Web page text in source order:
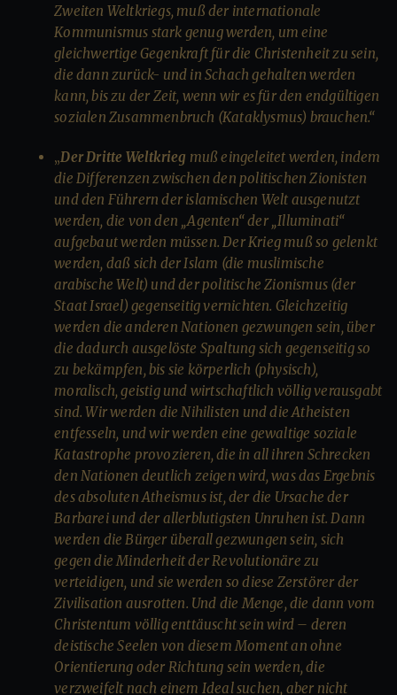
Zweiten Weltkriegs, muß der internationale
Kommunismus stark genug werden, um eine
gleichwertige Gegenkraft für die Christenheit zu sein,
die dann zurück- und in Schach gehalten werden
kann, bis zu der Zeit, wenn wir es für den endgültigen
sozialen Zusammenbruch (Kataklysmus) brauchen.“
„Der Dritte Weltkrieg muß eingeleitet werden, indem
die Differenzen zwischen den politischen Zionisten
und den Führern der islamischen Welt ausgenutzt
werden, die von den „Agenten“ der „Illuminati“
aufgebaut werden müssen. Der Krieg muß so gelenkt
werden, daß sich der Islam (die muslimische
arabische Welt) und der politische Zionismus (der
Staat Israel) gegenseitig vernichten. Gleichzeitig
werden die anderen Nationen gezwungen sein, über
die dadurch ausgelöste Spaltung sich gegenseitig so
zu bekämpfen, bis sie körperlich (physisch),
moralisch, geistig und wirtschaftlich völlig verausgabt
sind. Wir werden die Nihilisten und die Atheisten
entfesseln, und wir werden eine gewaltige soziale
Katastrophe provozieren, die in all ihren Schrecken
den Nationen deutlich zeigen wird, was das Ergebnis
des absoluten Atheismus ist, der die Ursache der
Barbarei und der allerblutigsten Unruhen ist. Dann
werden die Bürger überall gezwungen sein, sich
gegen die Minderheit der Revolutionäre zu
verteidigen, und sie werden so diese Zerstörer der
Zivilisation ausrotten. Und die Menge, die dann vom
Christentum völlig enttäuscht sein wird – deren
deistische Seelen von diesem Moment an ohne
Orientierung oder Richtung sein werden, die
verzweifelt nach einem Ideal suchen, aber nicht